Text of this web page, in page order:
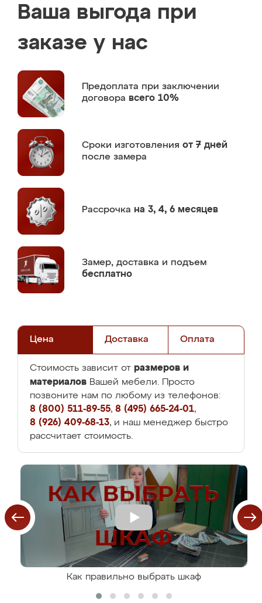
Ваша выгода при
заказе у нас
Предоплата при заключении
договора всего 10%
Сроки изготовления от 7 дней
после замера
Рассрочка на 3, 4, 6 месяцев
Замер, доставка и подъем
бесплатно
Цена Доставка Оплата
Стоимость зависит от размеров и
материалов Вашей мебели. Просто
позвоните нам по любому из телефонов:
8 (800) 511-89-55, 8 (495) 665-24-01,
8 (926) 409-68-13, и наш менеджер быстро
рассчитает стоимость.
Как правильно выбрать шкаф